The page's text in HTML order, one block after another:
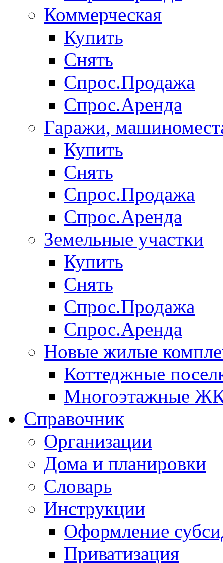
Коммерческая
Купить
Снять
Спрос.Продажа
Спрос.Аренда
Гаражи,
Купить
Снять
Спрос.Продажа
Спрос.Аренда
Земельные участки
Купить
Снять
Спрос.Продажа
Спрос.Аренда
Новые жилые
Коттеджные
Многоэтажные
Справочник
Организации
Дома и планировки
Словарь
Инструкции
Оформление
Приватизация